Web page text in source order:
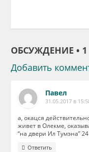
ОБСУЖДЕНИЕ • 1
Добавить
Павел
31.05.2017 в
а, окацся
живет в Олекме,
“на двери Ил Тумэна” 24
Ответить